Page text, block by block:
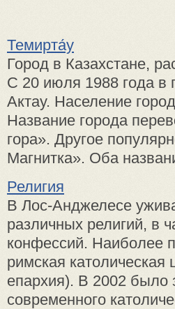
Темирта́у
Город в Казахстане,
С 20 июля 1988 года в
Актау. Население
Название города
гора». Другое
Магнитка». Оба
Религия
В Лос-Анджелесе
различных религий, в
конфессий. Наиболее
римская католическая
епархия). В 2002 было
современного